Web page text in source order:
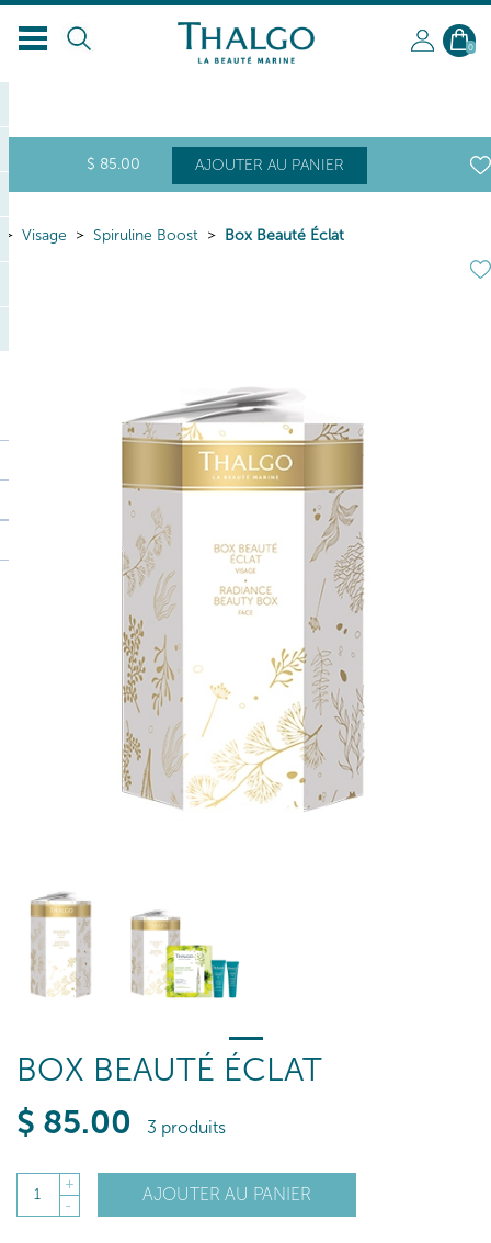
FR
0
$ 85.00 AJOUTER AU PANIER
Visage Spiruline Boost Box Beauté Éclat
BOX BEAUTÉ ÉCLAT
$ 85.00 3 produits
1
+
-
AJOUTER AU PANIER